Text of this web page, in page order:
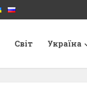
Світ Україна